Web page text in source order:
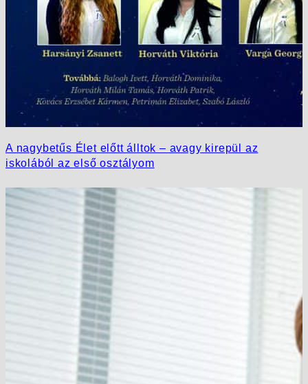
A nagybetűs Élet előtt álltok – avagy kirepül az
iskolából az első osztályom